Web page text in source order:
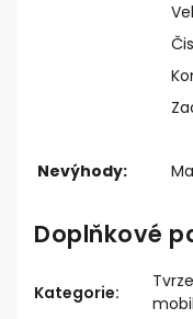
Nevýhody:
Doplňkové
Kategorie: